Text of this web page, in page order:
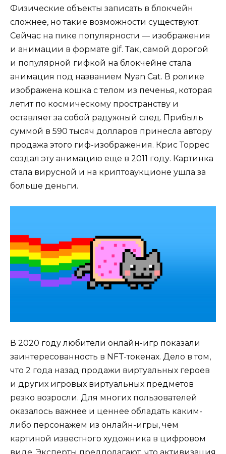
Физические объекты записать в блокчейн
сложнее, но такие возможности существуют.
Сейчас на пике популярности — изображения
и анимации в формате gif. Так, самой дорогой
и популярной гифкой на блокчейне стала
анимация под названием Nyan Cat. В ролике
изображена кошка с телом из печенья, которая
летит по космическому пространству и
оставляет за собой радужный след. Прибыль
суммой в 590 тысяч долларов принесла автору
продажа этого гиф-изображения. Крис Торрес
создал эту анимацию еще в 2011 году. Картинка
стала вирусной и на криптоаукционе ушла за
больше деньги.
В 2020 году любители онлайн-игр показали
заинтересованность в NFT-токенах. Дело в том,
что 2 года назад продажи виртуальных героев
и других игровых виртуальных предметов
резко возросли. Для многих пользователей
оказалось важнее и ценнее обладать каким-
либо персонажем из онлайн-игры, чем
картиной известного художника в цифровом
виде. Эксперты предполагают, что активизация